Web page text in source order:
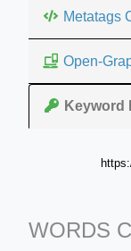
Metatags
Open-
Keyword
WORDS